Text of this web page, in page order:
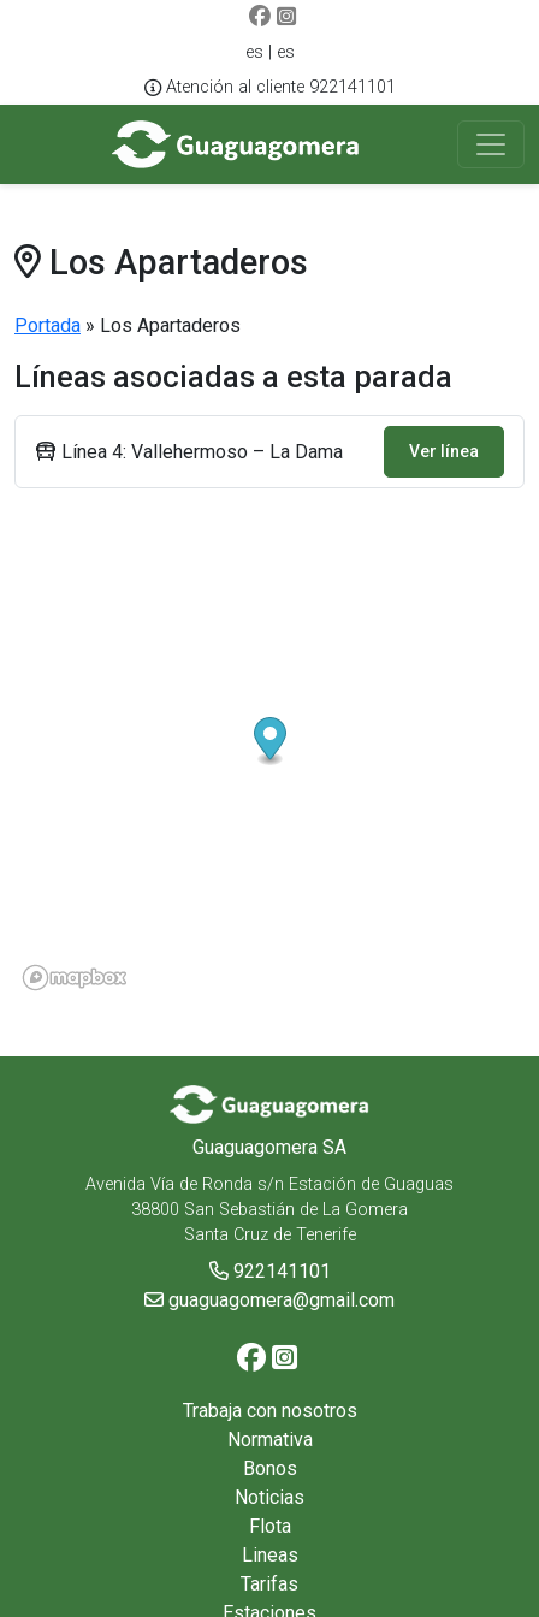
es | es
Atención al cliente 922141101
Los Apartaderos
Portada » Los Apartaderos
Líneas asociadas a esta parada
Línea 4: Vallehermoso – La Dama Ver línea
Guaguagomera SA
Avenida Vía de Ronda s/n Estación de Guaguas
38800 San Sebastián de La Gomera
Santa Cruz de Tenerife
922141101
guaguagomera@gmail.com
Trabaja con nosotros
Normativa
Bonos
Noticias
Flota
Lineas
Tarifas